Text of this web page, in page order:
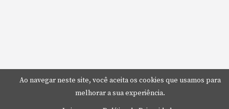
Ao navegar neste site, você aceita os cookies que usamos para
melhorar a sua experiência.